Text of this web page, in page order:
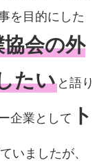
を目的にした
会の外
たいと語り
企業として
ト
いましたが、